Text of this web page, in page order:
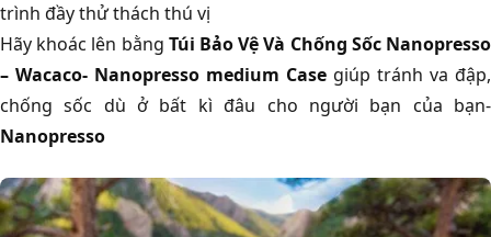
trình đầy thử thách thú vị
Hãy khoác lên bằng Túi Bảo Vệ Và Chống Sốc Nanopresso
– Wacaco- Nanopresso medium Case giúp tránh va đập,
chống sốc dù ở bất kì đâu cho người bạn của bạn-
Nanopresso